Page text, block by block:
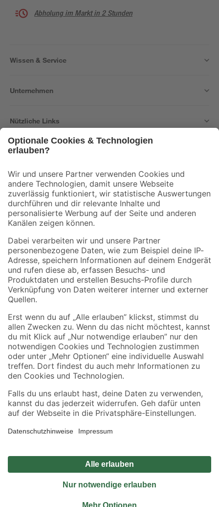
Abholung im Markt in 2 Stunden
Wissen & Service
Unternehmen
Nützliche Links
Der toom Newsletter: Keine Angebote und Aktionen mehr verpassen!
Zur Newsletter Anmeldung
Folge uns
Zahlungsarten Versandarten
Sicher einkaufen
Jetzt die toom-App herunterladen
Alle Preisangaben in EUR inkl. gesetzl. MwSt.. Die dargestellten Angebote sind unter
Umständen nicht in allen Märkten verfügbar. Die angegebenen Verfügbarkeiten beziehen
Produkte nur solange der Vorrat reicht.
*Paketversand ab 59 € versandkostenfrei, gilt nicht für Artikel mit Speditionsversand, hier
Privatsphäre Impressum
Nutzungsbedingungen
Widerrufsrecht
Vertrag widerrufen